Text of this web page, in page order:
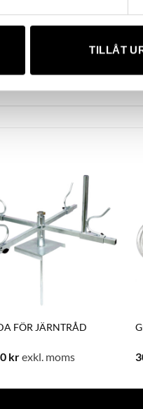
TILLÅT
FÖR JÄRNTRÅD
krexkl. moms